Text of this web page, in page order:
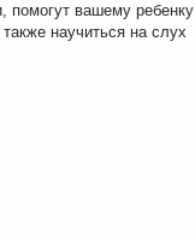
помогут вашему ребенку
научиться на слух